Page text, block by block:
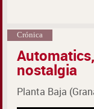
Crónica
nostalgia
Planta Baja